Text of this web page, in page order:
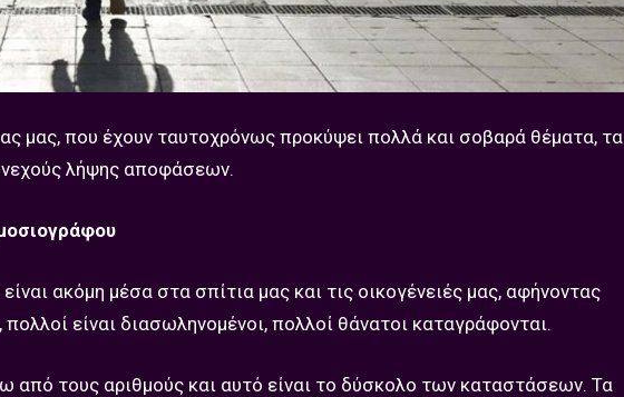
μας, που έχουν ταυτοχρόνως προκύψει πολλά και σοβαρά θέματα, τα
λήψης αποφάσεων.
ακόμη μέσα στα σπίτια μας και τις οικογένειές μας, αφήνοντας
είναι διασωληνομένοι, πολλοί θάνατοι καταγράφονται.
τους αριθμούς και αυτό είναι το δύσκολο των καταστάσεων. Τα